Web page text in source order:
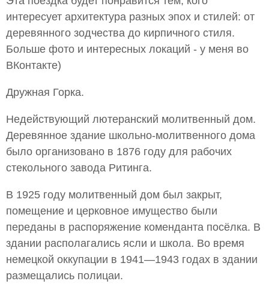
интересует архитектура разных эпох и стилей: от
деревянного зодчества до кирпичного стиля.
Больше фото и интересных локаций - у меня во
ВКонтакте)
Дружная Горка.
Недействующий лютеранский молитвенный дом.
Деревянное здание школьно-молитвенного дома
было организовано в 1876 году для рабочих
стекольного завода Ритинга.
В 1925 году молитвенный дом был закрыт,
помещение и церковное имущество были
переданы в распоряжение коменданта посёлка. В
здании располагались ясли и школа. Во время
немецкой оккупации в 1941—1943 годах в здании
размещались полицаи.